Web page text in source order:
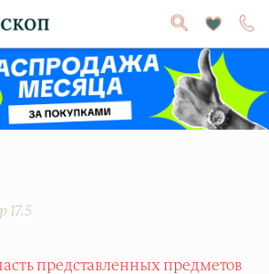
17.5
представленных предметов